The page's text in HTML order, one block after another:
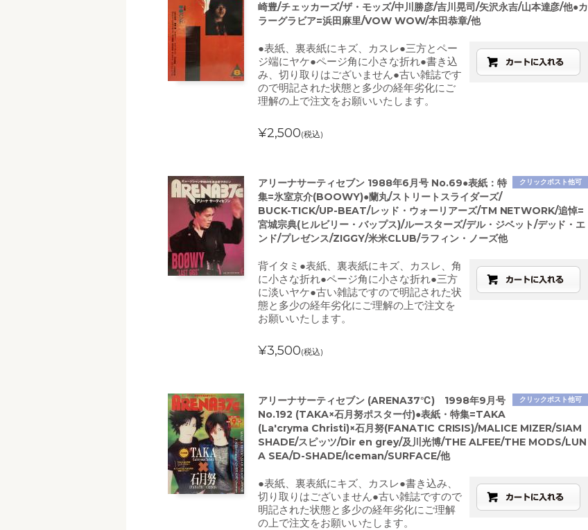
崎豊/チェッカーズ/ザ・モッズ/中川勝彦/吉川晃司/矢沢永吉/山本達彦/他●カ
ラーグラビア=浜田麻里/VOW WOW/本田恭章/他
●表紙、裏表紙にキズ、カスレ●三方とペー
ジ端にヤケ●ページ角に小さな折れ●書き込
み、切り取りはございません●古い雑誌です
ので明記された状態と多少の経年劣化にご
理解の上で注文をお願いいたします。
¥2,500(税込)
クリックポスト他可
アリーナサーティセブン 1988年6月号 No.69●表紙：特
集=氷室京介(BOOWY)●蘭丸/ストリートスライダーズ/
BUCK-TICK/UP-BEAT/レッド・ウォーリアーズ/TM NETWORK/追悼=
宮城宗典(ヒルビリー・バップス)/ルースターズ/デル・ジベット/デッド・エ
ンド/プレゼンス/ZIGGY/米米CLUB/ラフィン・ノーズ他
背イタミ●表紙、裏表紙にキズ、カスレ、角
に小さな折れ●ページ角に小さな折れ●三方
に淡いヤケ●古い雑誌ですので明記された状
態と多少の経年劣化にご理解の上で注文を
お願いいたします。
¥3,500(税込)
クリックポスト他可
アリーナサーティセブン (ARENA37℃) 1998年9月号
No.192 (TAKA×石月努ポスター付)●表紙・特集=TAKA
(La'cryma Christi)×石月努(FANATIC CRISIS)/MALICE MIZER/SIAM
SHADE/スピッツ/Dir en grey/及川光博/THE ALFEE/THE MODS/LUN
A SEA/D-SHADE/Iceman/SURFACE/他
●表紙、裏表紙にキズ、カスレ●書き込み、
切り取りはございません●古い雑誌ですので
明記された状態と多少の経年劣化にご理解
の上で注文をお願いいたします。